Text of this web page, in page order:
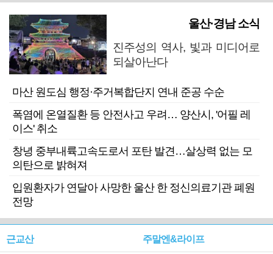
울산·경남 소식
진주성의 역사, 빛과 미디어로
되살아난다
마산 원도심 행정·주거복합단지 연내 준공 수순
폭염에 온열질환 등 안전사고 우려… 양산시, '어필 레
이스' 취소
창녕 중부내륙고속도로서 포탄 발견…살상력 없는 모
의탄으로 밝혀져
입원환자가 연달아 사망한 울산 한 정신의료기관 폐원
전망
근교산 주말엔&라이프